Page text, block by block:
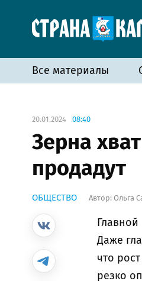
Все материалы
20.01.2024 08:40
Зерна
продадут
ОБЩЕСТВО Автор: Ольга
Даже
что
резко